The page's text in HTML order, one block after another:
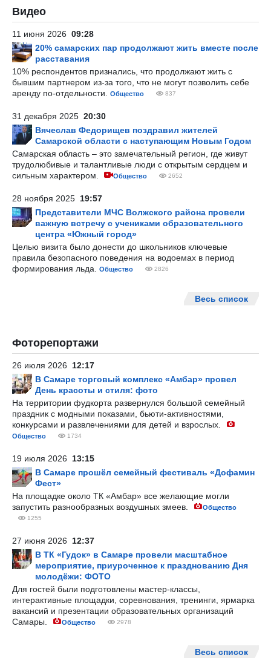
Видео
11 июня 2026 09:28
20% самарских пар продолжают жить вместе после
расставания
10% респондентов признались, что продолжают жить с
бывшим партнером из-за того, что не могут позволить себе
аренду по-отдельности.
Общество 837
31 декабря 2025 20:30
Вячеслав Федорищев поздравил жителей
Самарской области с наступающим Новым Годом
Самарская область – это замечательный регион, где живут
трудолюбивые и талантливые люди с открытым сердцем и
сильным характером.
Общество 2652
28 ноября 2025 19:57
Представители МЧС Волжского района провели
важную встречу с учениками образовательного
центра «Южный город»
Целью визита было донести до школьников ключевые
правила безопасного поведения на водоемах в период
формирования льда.
Общество 2826
Весь список
Фоторепортажи
26 июля 2026 12:17
В Самаре торговый комплекс «Амбар» провел
День красоты и стиля: фото
На территории фудкорта развернулся большой семейный
праздник с модными показами, бьюти-активностями,
конкурсами и развлечениями для детей и взрослых.
Общество 1734
19 июля 2026 13:15
В Самаре прошёл семейный фестиваль «Дофамин
Фест»
На площадке около ТК «Амбар» все желающие могли
запустить разнообразных воздушных змеев.
Общество
1255
27 июня 2026 12:37
В ТК «Гудок» в Самаре провели масштабное
мероприятие, приуроченное к празднованию Дня
молодёжи: ФОТО
Для гостей были подготовлены мастер-классы,
интерактивные площадки, соревнования, тренинги, ярмарка
вакансий и презентации образовательных организаций
Самары.
Общество 2978
Весь список